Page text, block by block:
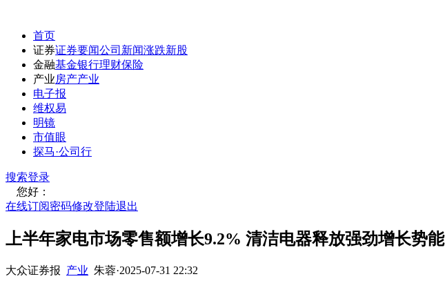
首页
证券证券要闻公司新闻涨跌新股
金融基金银行理财保险
产业房产产业
电子报
维权易
明镜
市值眼
探马·公司行
搜索登录
您好：
在线订阅密码修改登陆退出
上半年家电市场零售额增长9.2% 清洁电器释放强劲增长势能
大众证券报 产业 朱蓉·2025-07-31 22:32